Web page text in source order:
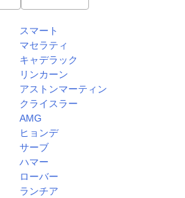
スマート
マセラティ
キャデラック
リンカーン
アストンマーティン
クライスラー
AMG
ヒョンデ
サーブ
ハマー
ローバー
ランチア